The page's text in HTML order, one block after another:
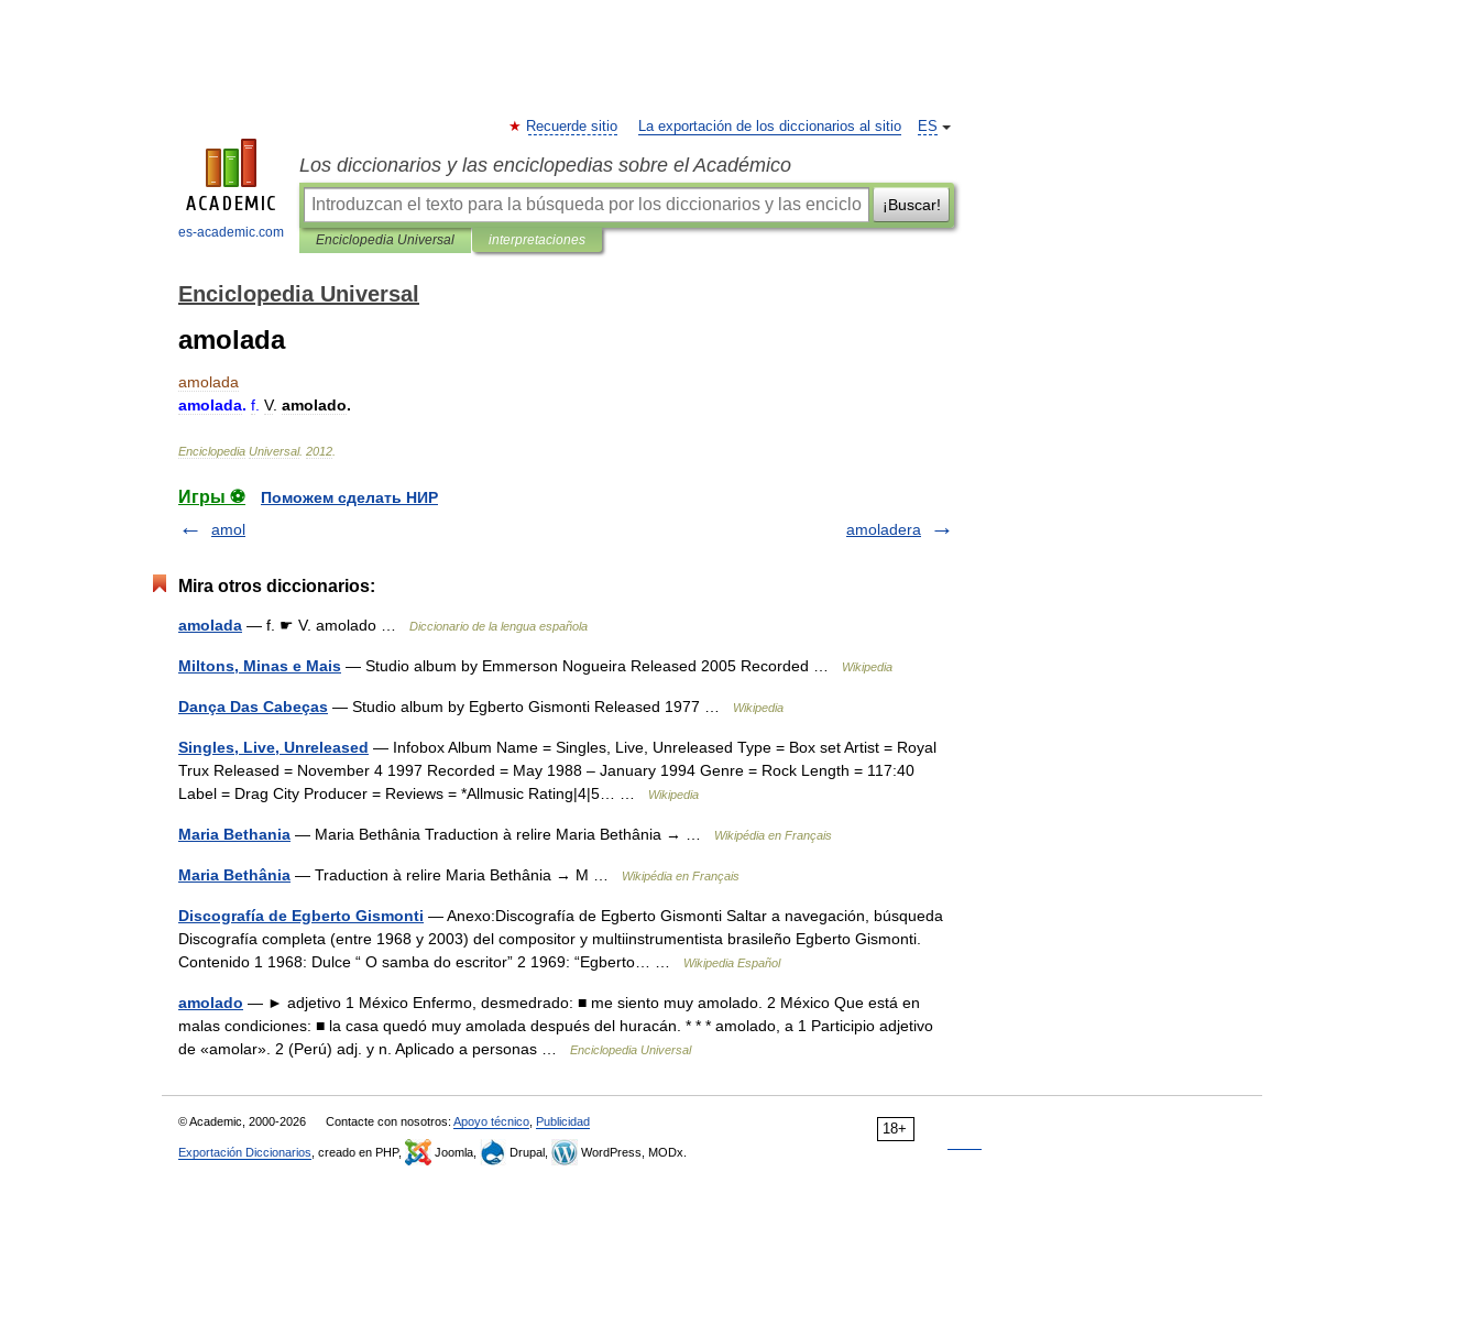
es-academic.com
ES
Recuerde sitio La exportación de los diccionarios al sitio
Los diccionarios y las enciclopedias sobre el Académico
¡Buscar!
Enciclopedia Universal interpretaciones
Enciclopedia Universal
amolada
amolada
amolada. f V. amolado.
Enciclopedia Universal. 2012
Игры ⚽
Поможем сделать НИР
amol
amoladera
Mira otros diccionarios:
amolada — f. ☛ V. amolado … Diccionario de la lengua española
Miltons, Minas e Mais — Studio album by Emmerson Nogueira Released 2005 Recorded … Wikipedia
Dança Das Cabeças — Studio album by Egberto Gismonti Released 1977 … Wikipedia
Singles, Live, Unreleased — Infobox Album Name = Singles, Live, Unreleased Type = Box set Artist = Royal
Trux Released = November 4 1997 Recorded = May 1988 – January 1994 Genre = Rock Length = 117:40
Label = Drag City Producer = Reviews = *Allmusic Rating|4|5… …
Wikipedia
Maria Bethania — Maria Bethânia Traduction à relire Maria Bethânia → … Wikipédia en Français
Maria Bethânia — Traduction à relire Maria Bethânia → M … Wikipédia en Français
Discografía de Egberto Gismonti — Anexo:Discografía de Egberto Gismonti Saltar a navegación, búsqueda
Discografía completa (entre 1968 y 2003) del compositor y multiinstrumentista brasileño Egberto Gismonti.
Contenido 1 1968: Dulce “ O samba do escritor” 2 1969: “Egberto… …
Wikipedia Español
amolado — ► adjetivo 1 México Enfermo, desmedrado: ■ me siento muy amolado. 2 México Que está en
malas condiciones: ■ la casa quedó muy amolada después del huracán. * * * amolado, a 1 Participio adjetivo
de «amolar». 2 (Perú) adj. y n. Aplicado a personas …
Enciclopedia Universal
18+
© Academic, 2000-2026 Contacte con nosotros: Apoyo técnico Publicidad
Exportación Diccionarios , creado en PHP, Joomla, Drupal, WordPress, MODx.